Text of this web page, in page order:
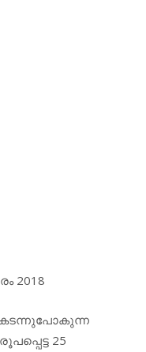
2018
കടന്നുപോകുന്ന
25